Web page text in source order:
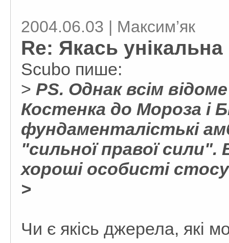
2004.06.03 | Максим’як
Re: Якась
Scubo пише:
> PS. Однак всім
Костенка до Мороза і
фундаменталістькі
"сильної правої сили".
хороші особисті
>
Чи є якісь джерела, які